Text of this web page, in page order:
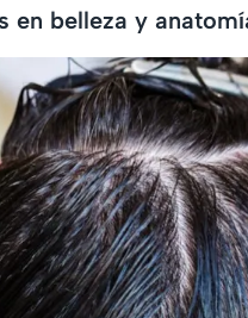
en belleza y